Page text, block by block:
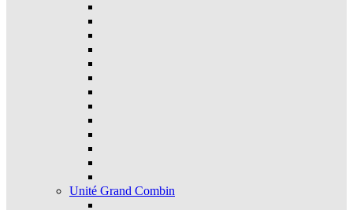
Unité Grand Combin